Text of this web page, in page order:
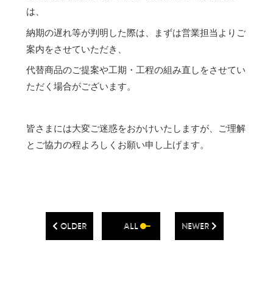
は、
納期の遅れ等が判明した際は、まずは営業担当よりご
案内をさせていただき、
代替商品のご提案や工期・工程の組み直しをさせてい
ただく場合がございます。
皆さまには大変ご迷惑をおかけいたしますが、ご理解
とご協力の程よろしくお願い申し上げます。
OLDER ALL NEWER